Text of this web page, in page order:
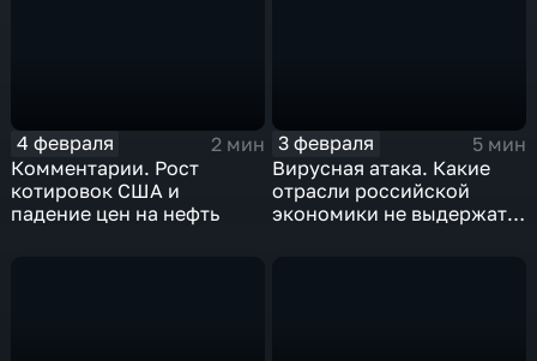
4 февраля
2 мин
Комментарии. Рост
котировок США и
падение цен на нефть
3 февраля
5 мин
Вирусная атака. Какие
отрасли российской
экономики не выдержат